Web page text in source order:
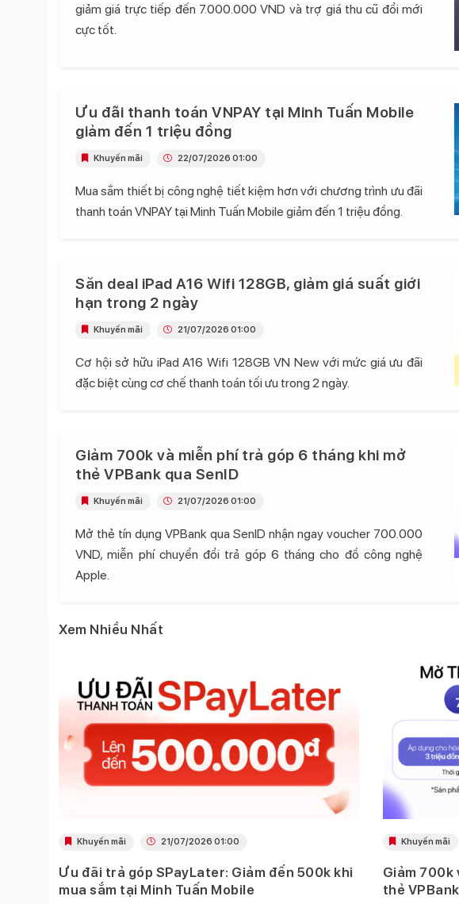
giảm giá trực tiếp đến 7.000.000 VND và trợ giá thu cũ đổi mới
cực tốt.
Ưu đãi thanh toán VNPAY tại Minh Tuấn Mobile
giảm đến 1 triệu đồng
Mua sắm thiết bị công nghệ tiết kiệm hơn với chương trình ưu đãi
thanh toán VNPAY tại Minh Tuấn Mobile giảm đến 1 triệu đồng.
Khuyến mãi 22/07/2026 01:00
Săn deal iPad A16 Wifi 128GB, giảm giá suất giới
hạn trong 2 ngày
Cơ hội sở hữu iPad A16 Wifi 128GB VN New với mức giá ưu đãi
đặc biệt cùng cơ chế thanh toán tối ưu trong 2 ngày.
Khuyến mãi 21/07/2026 01:00
Giảm 700k và miễn phí trả góp 6 tháng khi mở
thẻ VPBank qua SenID
Mở thẻ tín dụng VPBank qua SenID nhận ngay voucher 700.000
VND, miễn phí chuyển đổi trả góp 6 tháng cho đồ công nghệ
Apple.
Khuyến mãi 21/07/2026 01:00
Xem Nhiều Nhất
Khuyến mãi 21/07/2026 01:00
Ưu đãi trả góp SPayLater: Giảm đến 500k khi
mua sắm tại Minh Tuấn Mobile
Khuyến mãi
Giảm 700k
thẻ